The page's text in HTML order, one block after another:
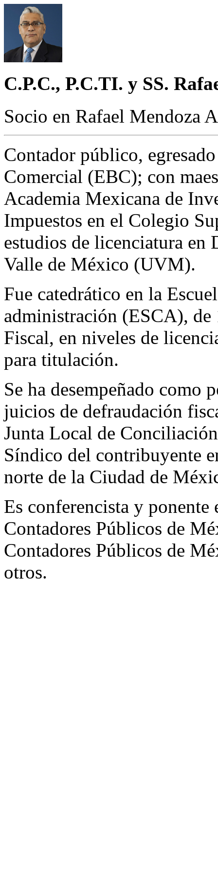
C.P.C., P.C.TI. y SS.
Socio en Rafael Mendoza
Contador público,
Comercial (EBC); con
Academia Mexicana de
Impuestos en el Colegio
estudios de licenciatura en
Valle de México (UVM).
Fue catedrático en la
administración (ESCA), de
Fiscal, en niveles de
para titulación.
Se ha desempeñado como
juicios de defraudación
Junta Local de
Síndico del contribuyente
norte de la Ciudad de
Es conferencista y
Contadores Públicos de
Contadores Públicos de
otros.